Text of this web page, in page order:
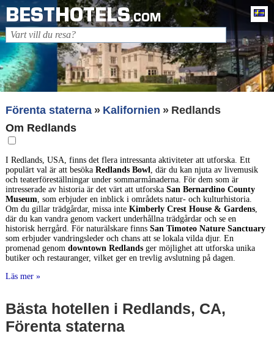
BESTHOTELS.COM
Förenta staterna Kalifornien
Redlands
Om Redlands
I Redlands, USA, finns det flera intressanta aktiviteter att utforska. Ett
populärt val är att besöka Redlands Bowl, där du kan njuta av livemusik
och teaterföreställningar under sommarmånaderna. För dem som är
intresserade av historia är det värt att utforska San Bernardino County
Museum, som erbjuder en inblick i områdets natur- och kulturhistoria.
Om du gillar trädgårdar, missa inte Kimberly Crest House & Gardens,
där du kan vandra genom vackert underhållna trädgårdar och se en
historisk herrgård. För naturälskare finns San Timoteo Nature Sanctuary
som erbjuder vandringsleder och chans att se lokala vilda djur. En
promenad genom downtown Redlandsger möjlighet att utforska unika
butiker och restauranger, vilket ger en trevlig avslutning på dagen.
Läs mer »
Bästa hotellen i Redlands, CA,
Förenta staterna